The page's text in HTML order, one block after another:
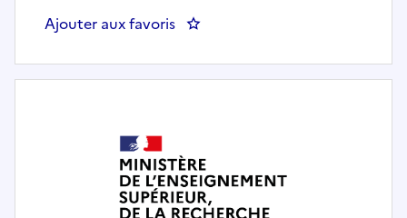
Ajouter aux favoris : Post doc REVEST